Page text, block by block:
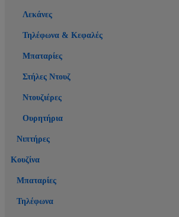
Λεκάνες
Τηλέφωνα & Κεφαλές
Μπαταρίες
Στήλες Ντουζ
Ντουζιέρες
Ουρητήρια
Νιπτήρες
Κουζίνα
Μπαταρίες
Τηλέφωνα